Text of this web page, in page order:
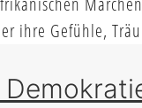
ihre Gefühle,